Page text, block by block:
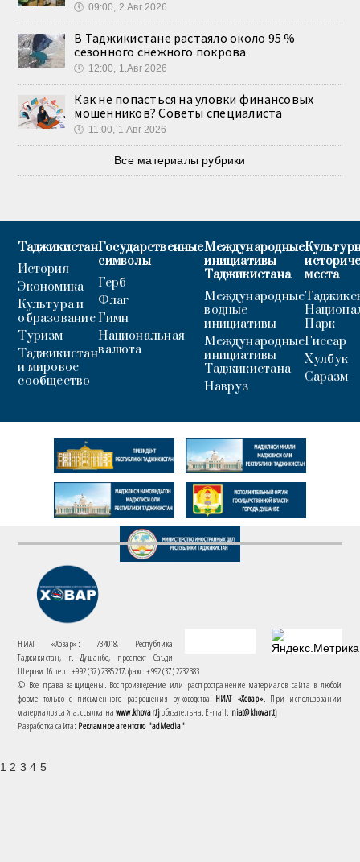
🕔 09:00, 2.Авг 2026
В Таджикистане растаяло около 95 %
сезонного снежного покрова
🕔 12:00, 1.Авг 2026
Как не попасться на уловки финансовых
мошенников? Советы специалиста
🕔 11:00, 1.Авг 2026
Все материалы рубрики
Таджикистан
История
Экономика
Культура и
образование
Туризм
Таджикистан
и мировое
сообщество
Государственные
символы
Герб
Флаг
Гимн
Национальная
валюта
Международные
инициативы
Таджикистана
Международные
водные
инициативы
Международные
инициативы
Таджикистана
Навруз
места
Парк
Гиссар
Хулбук
Саразм
НИАТ «Ховар»: 734018, Республика
Таджикистан, г. Душанбе, проспект Саъди
Шерози 16. тел.: +992 (37) 2385217, факс: +992 (37) 2232383
© Все права защищены. Воспроизведение или распространение материалов сайта в любой
форме только с письменного разрешения руководства НИАТ «Ховар». При использовании
материалов сайта, ссылка наwww.khovar.tjобязательна. E-mail: niat@khovar.tj
Разработка сайта: Рекламное агентство "adMedia"
1 2 3 4 5